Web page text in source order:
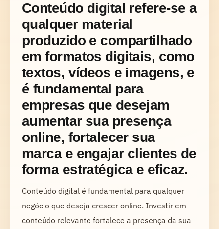
Conteúdo digital refere-se a
qualquer material
produzido e compartilhado
em formatos digitais, como
textos, vídeos e imagens, e
é fundamental para
empresas que desejam
aumentar sua presença
online, fortalecer sua
marca e engajar clientes de
forma estratégica e eficaz.
Conteúdo digital é fundamental para qualquer
negócio que deseja crescer online. Investir em
conteúdo relevante fortalece a presença da sua